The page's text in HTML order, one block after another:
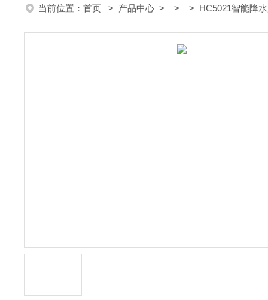
当前位置： 首页 > 产品中心 > > > HC5021智能降水